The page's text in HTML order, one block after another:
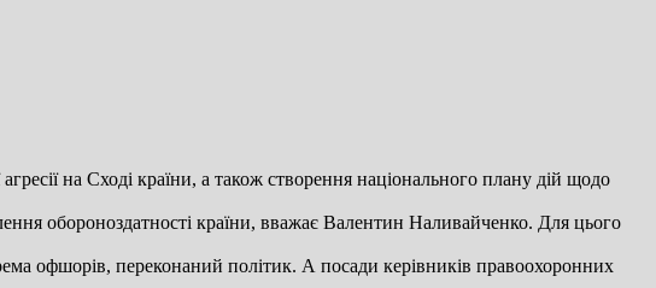
на Сході країни, а також створення національного плану дій щодо
обороноздатності країни, вважає Валентин Наливайченко. Для цього
офшорів, переконаний політик. А посади керівників правоохоронних